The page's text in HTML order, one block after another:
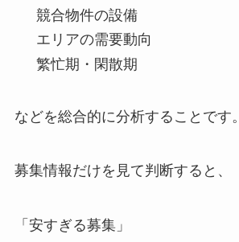
競合物件の設備
エリアの需要動向
繁忙期・閑散期
などを総合的に分析することです。
募集情報だけを見て判断すると、
「安すぎる募集」